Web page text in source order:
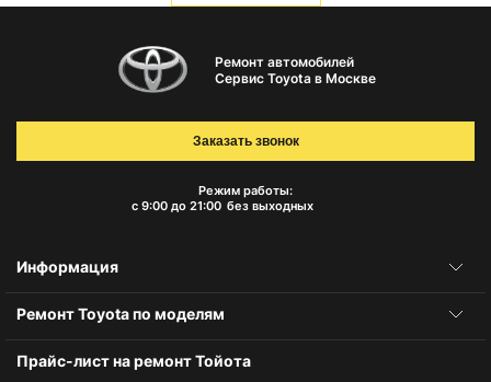
Ремонт автомобилей
Сервис Toyota в Москве
Режим работы:
с 9:00 до 21:00 без выходных
Заказать звонок
Информация
Ремонт Toyota по моделям
Прайс-лист на ремонт Тойота